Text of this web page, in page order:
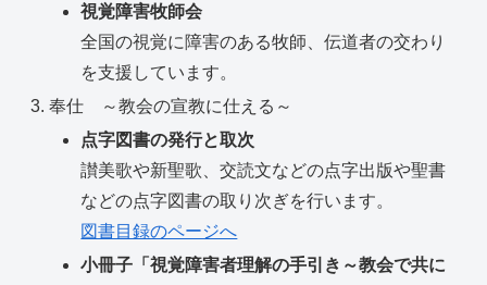
視覚障害牧師会
全国の視覚に障害のある牧師、伝道者の交わり
を支援しています。
奉仕 ～教会の宣教に仕える～
点字図書の発行と取次
讃美歌や新聖歌、交読文などの点字出版や聖書
などの点字図書の取り次ぎを行います。
図書目録のページへ
小冊子「視覚障害者理解の手引き～教会で共に